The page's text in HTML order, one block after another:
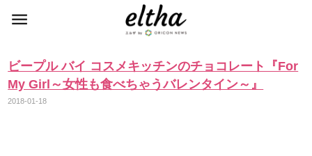
ビープル バイ コスメキッチンのチョコレート『For
My Girl～女性も食べちゃうバレンタイン～』
2018-01-18